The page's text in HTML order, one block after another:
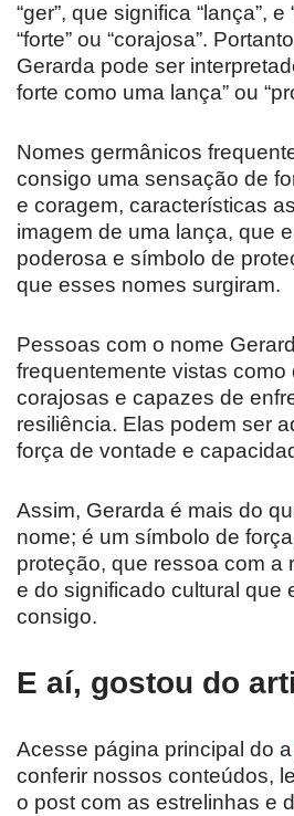
“ger”, que significa “lança”,
“forte” ou “corajosa”.
Gerarda pode ser
forte como uma lança” ou
Nomes germânicos
consigo uma sensação de
e coragem, características
imagem de uma lança, que
poderosa e símbolo de
que esses nomes surgiram.
Pessoas com o nome
frequentemente vistas como
corajosas e capazes de
resiliência. Elas podem ser
força de vontade e
Assim, Gerarda é mais do
nome; é um símbolo de
proteção, que ressoa com a
e do significado cultural que
consigo.
E aí, gostou do
Acesse página principal do a
conferir nossos conteúdos,
o post com as estrelinhas e